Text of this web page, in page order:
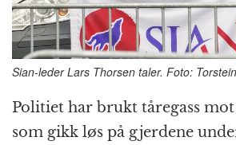
Sian-leder Lars Thorsen taler. Foto:
Politiet har brukt tåregass
som gikk løs på gjerdene